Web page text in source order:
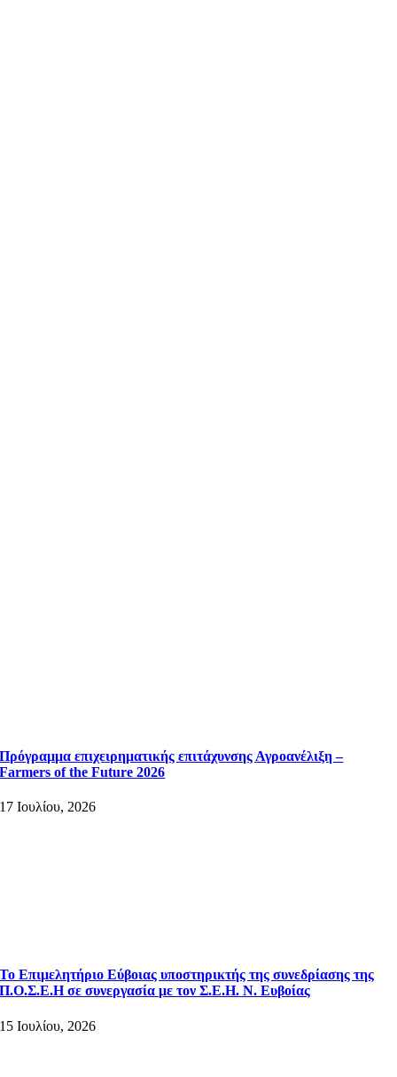
Πρόγραμμα επιχειρηματικής επιτάχυνσης Αγροανέλιξη –
Farmers of the Future 2026
17 Ιουλίου, 2026
Το Επιμελητήριο Εύβοιας υποστηρικτής της συνεδρίασης της
Π.Ο.Σ.Ε.Η σε συνεργασία με τον Σ.Ε.Η. Ν. Ευβοίας
15 Ιουλίου, 2026